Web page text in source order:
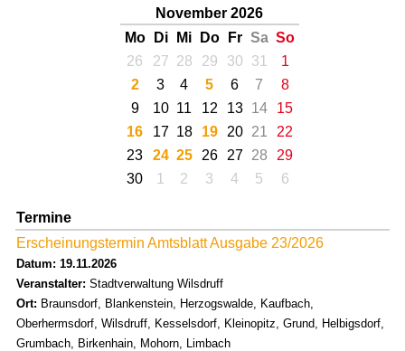
November 2026
Mo
Di Mi Do Fr Sa So
26
27 28 29 30 31
1
2
3 4 5 6 7
8
9
10 11 12 13 14
15
16
17 18 19 20 21
22
23
24 25 26 27 28
29
30
1 2 3 4 5 6
Termine
Erscheinungstermin Amtsblatt Ausgabe 23/2026
Datum: 19.11.2026
Veranstalter: Stadtverwaltung Wilsdruff
Ort: Braunsdorf, Blankenstein, Herzogswalde, Kaufbach,
Oberhermsdorf, Wilsdruff, Kesselsdorf, Kleinopitz, Grund, Helbigsdorf,
Grumbach, Birkenhain, Mohorn, Limbach